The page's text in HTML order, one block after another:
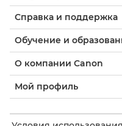
Справка и поддержка
Обучение и
О компании Canon
Мой профиль